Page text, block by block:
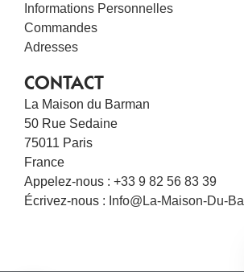
Informations Personnelles
Commandes
Adresses
CONTACT
La Maison du Barman
50 Rue Sedaine
75011 Paris
France
Appelez-nous : +33 9 82 56 83 39
Écrivez-nous : Info@la-Maison-Du-